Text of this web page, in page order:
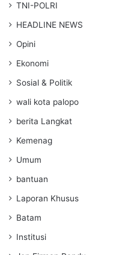
TNI-POLRI
HEADLINE NEWS
Opini
Ekonomi
Sosial & Politik
wali kota palopo
berita Langkat
Kemenag
Umum
bantuan
Laporan Khusus
Batam
Institusi